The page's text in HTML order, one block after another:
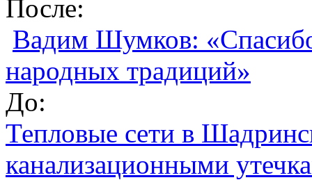
После:
Вадим Шумков:
народных традиций»
До:
Тепловые сети в
канализационными